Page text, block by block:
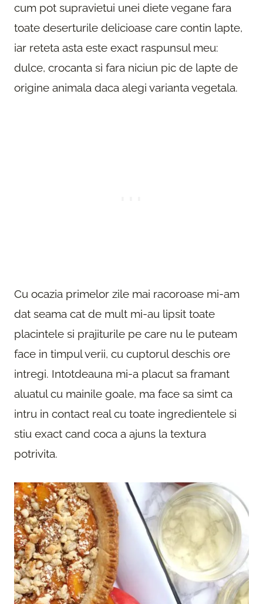
cum pot supravietui unei diete vegane fara
toate deserturile delicioase care contin lapte,
iar reteta asta este exact raspunsul meu:
dulce, crocanta si fara niciun pic de lapte de
origine animala daca alegi varianta vegetala.
Cu ocazia primelor zile mai racoroase mi-am
dat seama cat de mult mi-au lipsit toate
placintele si prajiturile pe care nu le puteam
face in timpul verii, cu cuptorul deschis ore
intregi. Intotdeauna mi-a placut sa framant
aluatul cu mainile goale, ma face sa simt ca
intru in contact real cu toate ingredientele si
stiu exact cand coca a ajuns la textura
potrivita.